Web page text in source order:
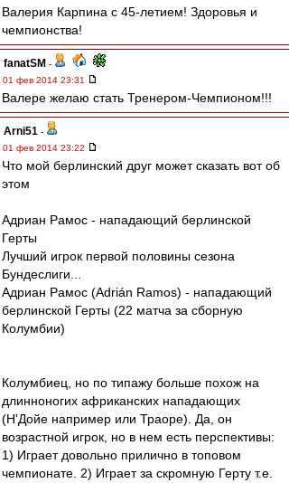
Валерия Карпина с 45-летием! Здоровья и
чемпионства!
fanatSM -
01 фев 2014 23:31
Валере желаю стать Тренером-Чемпионом!!!
Arni51 -
01 фев 2014 23:22
Что мой берлинский друг может сказать вот об
этом
Адриан Рамос - нападающий берлинской
Герты
Лучший игрок первой половины сезона
Бундеслиги...
Адриан Рамос (Adrián Ramos) - нападающий
берлинской Герты (22 матча за сборную
Колумбии)
Колумбиец, но по типажу больше похож на
длинноногих африканских нападающих
(Н'Дойе например или Траоре). Да, он
возрастной игрок, но в нем есть перспективы:
1) Играет довольно прилично в топовом
чемпионате. 2) Играет за скромную Герту т.е.